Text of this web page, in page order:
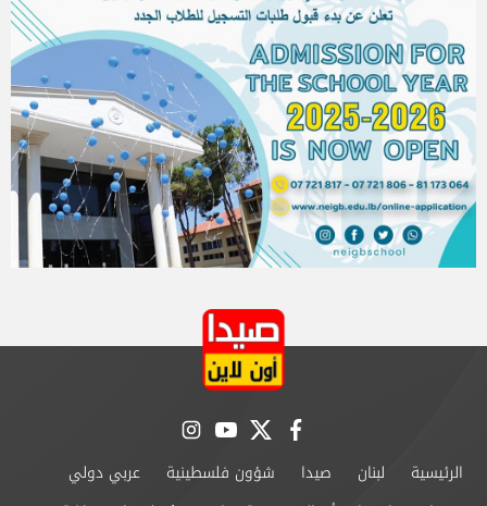
facebook
twitter
youtube
instagram
الرئيسية لبنان صيدا شؤون فلسطينية
عربي دولي